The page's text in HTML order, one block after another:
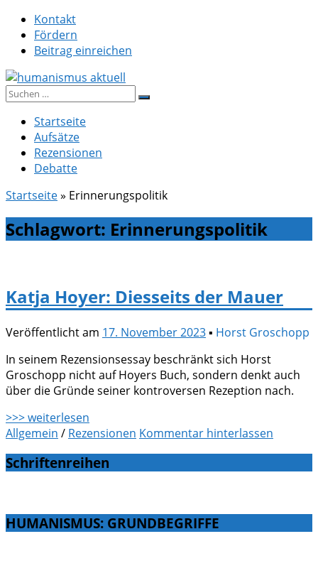
Zum
Inhalt
springen
Kontakt
Fördern
Beitrag einreichen
humanismus aktuell
Suche
Startseite
Aufsätze
Rezensionen
Debatte
Startseite» Erinnerungspolitik
Schlagwort: Erinnerungspolitik
Katja Hoyer: Diesseits der Mauer
Veröffentlicht am 17. November 2023▪ Horst Groschopp
In seinem Rezensionsessay beschränkt sich Horst
Groschopp nicht auf Hoyers Buch, sondern denkt auch
über die Gründe seiner kontroversen Rezeption nach.
>>> weiterlesen
Allgemein / Rezensionen Kommentar hinterlassen
Schriftenreihen
HUMANISMUS: GRUNDBEGRIFFE